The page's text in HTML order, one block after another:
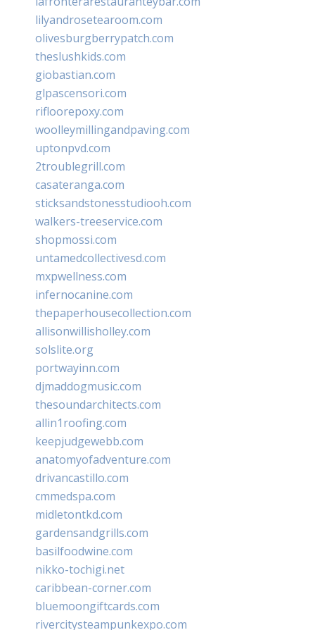
lilyandrosetearoom.com
olivesburgberrypatch.com
theslushkids.com
giobastian.com
glpascensori.com
rifloorepoxy.com
woolleymillingandpaving.com
uptonpvd.com
2troublegrill.com
casateranga.com
sticksandstonesstudiooh.com
walkers-treeservice.com
shopmossi.com
untamedcollectivesd.com
mxpwellness.com
infernocanine.com
thepaperhousecollection.com
allisonwillisholley.com
solslite.org
portwayinn.com
djmaddogmusic.com
thesoundarchitects.com
allin1roofing.com
keepjudgewebb.com
anatomyofadventure.com
drivancastillo.com
cmmedspa.com
midletontkd.com
gardensandgrills.com
basilfoodwine.com
nikko-tochigi.net
caribbean-corner.com
bluemoongiftcards.com
rivercitysteampunkexpo.com